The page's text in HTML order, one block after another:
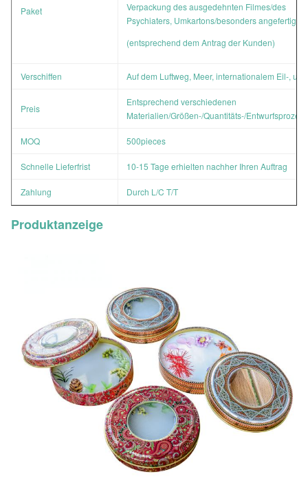
Paket
Verpackung des ausgedehnten Filmes/des
Psychiaters, Umkartons/besonders angefertigt
(entsprechend dem Antrag der Kunden)
Verschiffen Auf dem Luftweg, Meer, internationalem Eil-,
Preis
Entsprechend verschiedenen
Materialien/Größen-/Quantitäts-/
MOQ 500pieces
Schnelle Lieferfrist 10-15 Tage erhielten nachher Ihren Auftrag
Zahlung Durch L/C T/T
Produktanzeige